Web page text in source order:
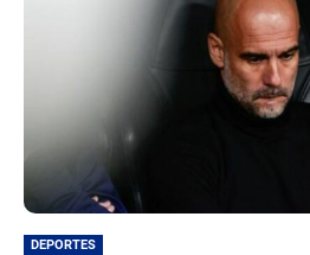
DEPORTES